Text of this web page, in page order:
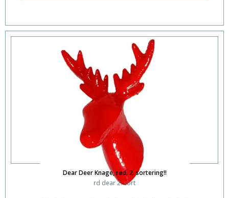
Dear Deer Knage, rød. 2. sortering!!
rd dear 2. sort